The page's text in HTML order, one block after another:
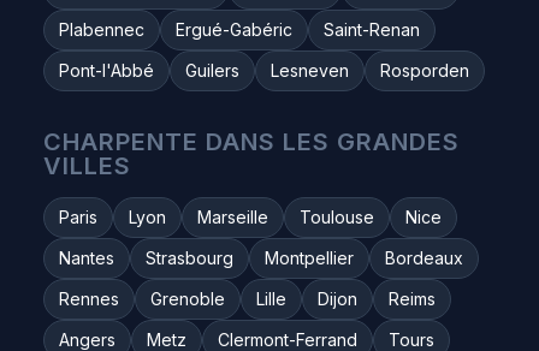
Plabennec
Ergué-Gabéric
Saint-Renan
Pont-l'Abbé
Guilers Lesneven Rosporden
CHARPENTE DANS LES GRANDES
VILLES
Paris Lyon Marseille Toulouse
Nice
Nantes
Strasbourg Montpellier
Bordeaux
Rennes
Grenoble Lille Dijon
Reims
Angers
Metz Clermont-Ferrand
Tours